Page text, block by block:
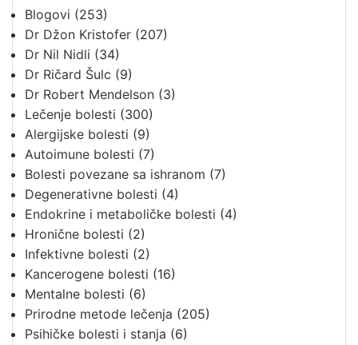
Blogovi (253)
Dr Džon Kristofer (207)
Dr Nil Nidli (34)
Dr Ričard Šulc (9)
Dr Robert Mendelson (3)
Lečenje bolesti (300)
Alergijske bolesti (9)
Autoimune bolesti (7)
Bolesti povezane sa ishranom (7)
Degenerativne bolesti (4)
Endokrine i metaboličke bolesti (4)
Hronične bolesti (2)
Infektivne bolesti (2)
Kancerogene bolesti (16)
Mentalne bolesti (6)
Prirodne metode lečenja (205)
Psihičke bolesti i stanja (6)